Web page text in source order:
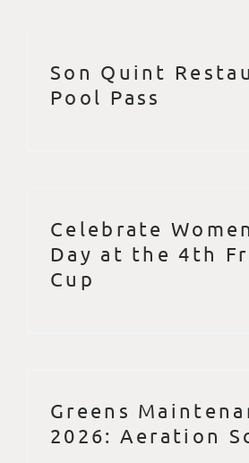
Son Quint
Pool Pass
Celebrate
Day at the 4th
Cup
Greens
2026: Aeration